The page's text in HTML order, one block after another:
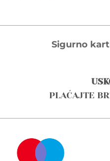
Sigurno
PLAĆAJTE